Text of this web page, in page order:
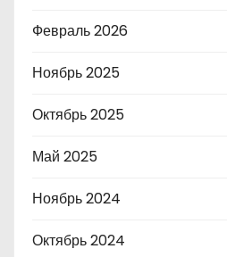
Февраль 2026
Ноябрь 2025
Октябрь 2025
Май 2025
Ноябрь 2024
Октябрь 2024